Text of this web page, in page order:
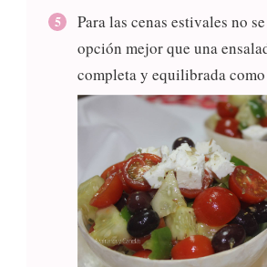
Para las cenas estivales no
opción mejor que una
completa y equilibrada como